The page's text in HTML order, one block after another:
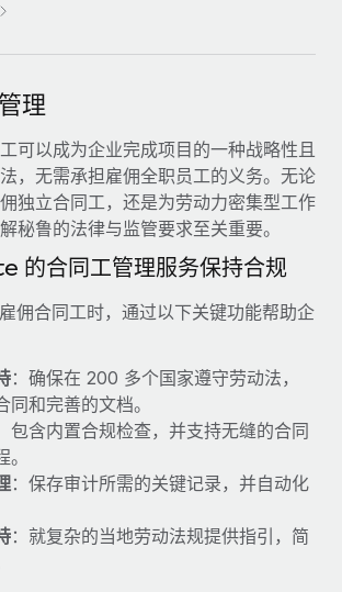
将任何人工智能工具与 Remote 平台相连
工具简化流程
程
置和跟踪 IT 设备
作伙伴
作机遇
即将推出
能自动化咨询
Thriving Remote-First Culture in
with Remote
the evolution of TheyDo, a pioneering
platform that has...
strategic partnership with
management and
entities are key to maintaining
continues to expand in response
of today’s labor market, the...
理
可以成为企业完成项目的一种战略性且
，无需承担雇佣全职员工的义务。无论
独立合同工，还是为劳动力密集型工作
秘鲁的法律与监管要求至关重要。
的合同工管理服务保持合规
佣合同工时，通过以下关键功能帮助企
：确保在 200 多个国家遵守劳动法，
同和完善的文档。
包含内置合规检查，并支持无缝的合同
：保存审计所需的关键记录，并自动化
：就复杂的当地劳动法规提供指引，简